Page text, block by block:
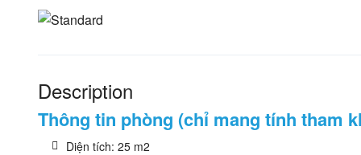
Description
Thông tin phòng (chỉ mang tính tham
Diện tích: 25 m2